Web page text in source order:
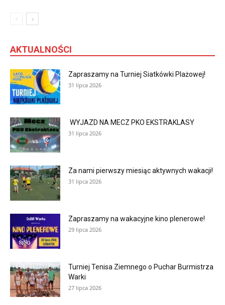
AKTUALNOŚCI
Zapraszamy na Turniej Siatkówki Plażowej!
31 lipca 2026
WYJAZD NA MECZ PKO EKSTRAKLASY
31 lipca 2026
Za nami pierwszy miesiąc aktywnych wakacji!
31 lipca 2026
Zapraszamy na wakacyjne kino plenerowe!
29 lipca 2026
Turniej Tenisa Ziemnego o Puchar Burmistrza
Warki
27 lipca 2026